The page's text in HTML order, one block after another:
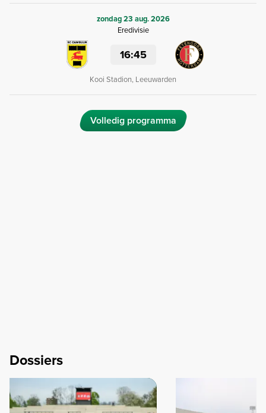
zondag 23 aug. 2026
Eredivisie
16:45
Kooi Stadion, Leeuwarden
Volledig programma
Dossiers